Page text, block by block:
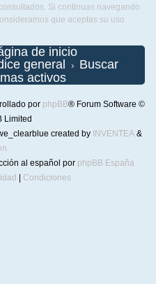
Si continuas navegando
que aceptas su uso.
de inicio
general
Buscar
activos
por phpBB® Forum Software ©
Limited
created by INVENTEA &
al español por phpBB España
Condiciones